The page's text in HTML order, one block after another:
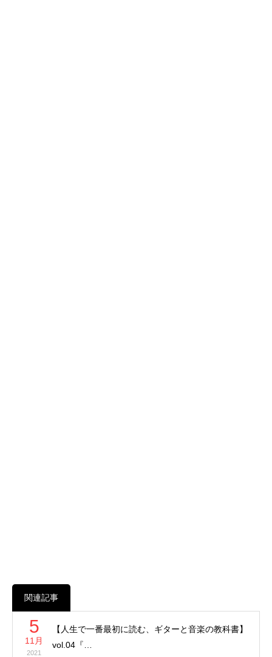
関連記事
5
11月
2021
【人生で一番最初に読む、ギターと音楽の教科書】
vol.04『…